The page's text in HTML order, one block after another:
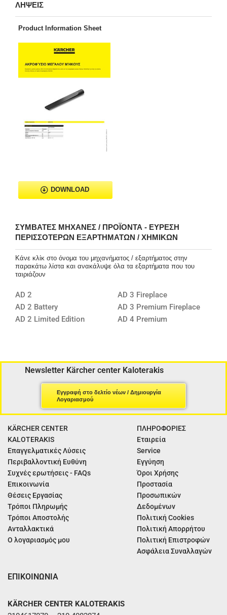
ΛΗΨΕΙΣ
Product Information Sheet
DOWNLOAD
ΣΥΜΒΑΤΈΣ ΜΗΧΑΝΈΣ / ΠΡΟΪΌΝΤΑ - ΕΎΡΕΣΗ
ΠΕΡΙΣΣΌΤΕΡΩΝ ΕΞΑΡΤΗΜΆΤΩΝ / ΧΗΜΙΚΏΝ
Κάνε κλίκ στο όνομα του μηχανήματος / εξαρτήματος στην
παρακάτω λίστα και ανακάλυψε όλα τα εξαρτήματα που του
ταιριάζουν
AD 2
AD 2 Battery
AD 2 Limited Edition
AD 3 Fireplace
AD 3 Premium Fireplace
AD 4 Premium
Newsletter Kärcher center Kaloterakis
Εγγραφή στο δελτίο νέων / Δημιουργία
Λογαριασμού
KÄRCHER CENTER
KALOTERAKIS
Επαγγελματικές Λύσεις
Περιβαλλοντική Ευθύνη
Συχνές ερωτήσεις - FAQs
Επικοινωνία
Θέσεις Εργασίας
Τρόποι Πληρωμής
Τρόποι Αποστολής
Ανταλλακτικά
Ο λογαριασμός μου
ΠΛΗΡΟΦΟΡΙΕΣ
Εταιρεία
Service
Εγγύηση
Όροι Χρήσης
Προστασία
Προσωπικών
Δεδομένων
Πολιτική Cookies
Πολιτική Απορρήτου
Πολιτική Επιστροφών
Ασφάλεια Συναλλαγών
ΕΠΙΚΟΙΝΩΝΙΑ
KÄRCHER CENTER KALOTERAKIS